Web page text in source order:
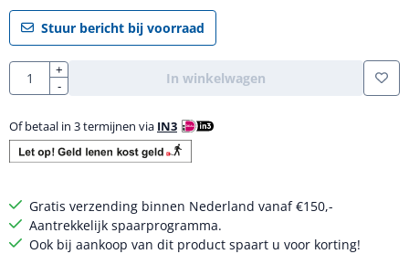
Stuur bericht bij voorraad
Aantal
+
-
In winkelwagen
Of betaal in 3 termijnen via IN3
Gratis verzending binnen Nederland vanaf €150,-
Aantrekkelijk spaarprogramma.
Ook bij aankoop van dit product spaart u voor korting!